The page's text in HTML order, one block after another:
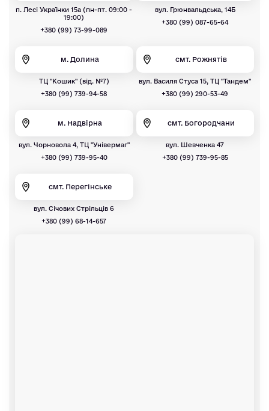
п. Лесі Українки 15а (пн-пт. 09:00 -
19:00)
+380 (99) 73-99-089
вул. Грюнвальдська, 14Б
+380 (99) 087-65-64
м. Долина
ТЦ "Кошик" (від. №7)
+380 (99) 739-94-58
смт. Рожнятів
вул. Василя Стуса 15, ТЦ "Тандем"
+380 (99) 290-53-49
м. Надвірна
вул. Чорновола 4, ТЦ "Універмаг"
+380 (99) 739-95-40
смт. Богородчани
вул. Шевченка 47
+380 (99) 739-95-85
смт. Перегінське
вул. Січових Стрільців 6
+380 (99) 68-14-657